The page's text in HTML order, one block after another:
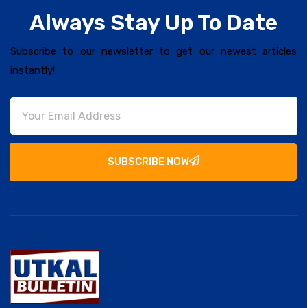
Always Stay Up To Date
Subscribe to our newsletter to get our newest articles
instantly!
SUBSCRIBE NOW